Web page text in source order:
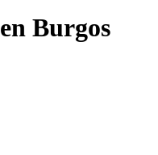
Burgos